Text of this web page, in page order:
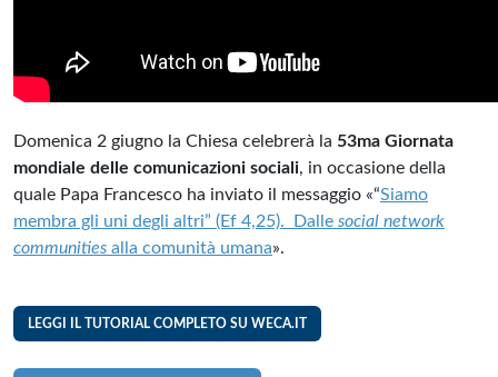
Domenica 2 giugno la Chiesa celebrerà la 53ma Giornata
mondiale delle comunicazioni sociali, in occasione della
quale Papa Francesco ha inviato il messaggio «“Siamo
membra gli uni degli altri” (Ef 4,25). Dalle social network
communities alla comunità umana».
LEGGI IL TUTORIAL COMPLETO SU WECA.IT